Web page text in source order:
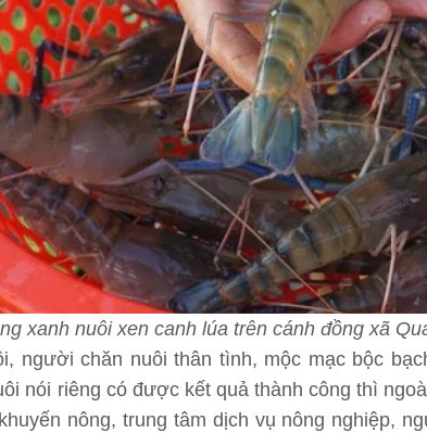
xanh nuôi xen canh lúa trên cánh đồng xã
người chăn nuôi thân tình, mộc mạc bộc
nói riêng có được kết quả thành công thì
nông, trung tâm dịch vụ nông nghiệp,